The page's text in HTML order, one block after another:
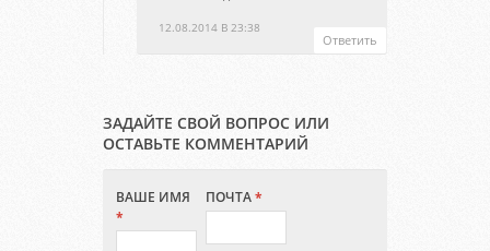
12.08.2014 В 23:38
Ответить
ЗАДАЙТЕ СВОЙ ВОПРОС ИЛИ
ОСТАВЬТЕ КОММЕНТАРИЙ
ВАШЕ ИМЯ
*
ПОЧТА*